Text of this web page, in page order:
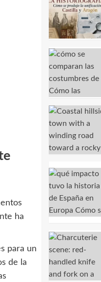
ha
para un
de la